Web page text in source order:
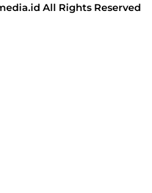
All Rights Reserved